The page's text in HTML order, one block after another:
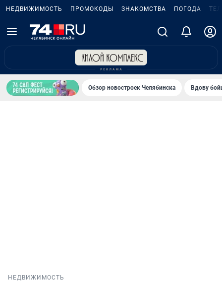
НЕДВИЖИМОСТЬ ПРОМОКОДЫ ЗНАКОМСТВА ПОГОДА
Обзор новостроек Челябинска Вдову
НЕДВИЖИМОСТЬ